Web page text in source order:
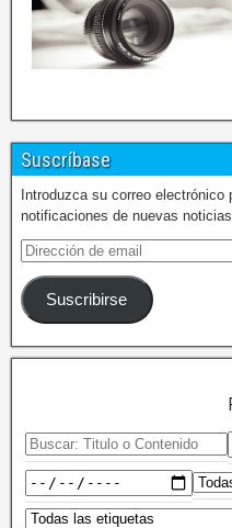
Suscríbase
Introduzca su correo
notificaciones de nuevas
Suscribirse